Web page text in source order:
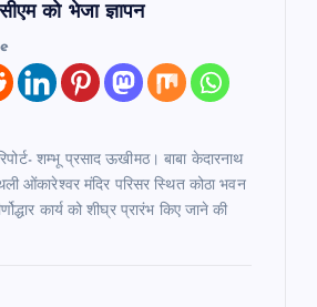
को भेजा ज्ञापन
शम्भू प्रसाद ऊखीमठ। बाबा केदारनाथ
ओंकारेश्वर मंदिर परिसर स्थित कोठा भवन
कार्य को शीघ्र प्रारंभ किए जाने की